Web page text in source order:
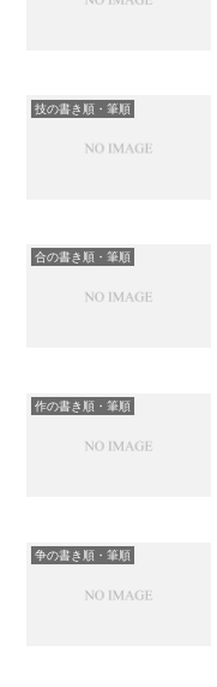
技の書き順・筆順
合の書き順・筆順
作の書き順・筆順
争の書き順・筆順